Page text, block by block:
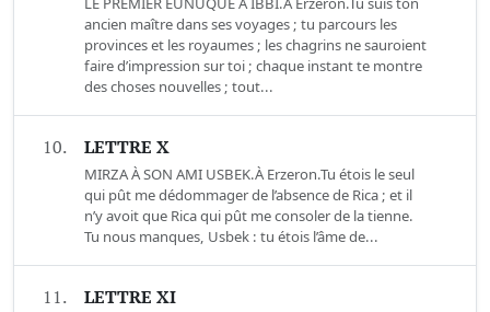
ancien maître dans ses voyages ; tu parcours les
provinces et les royaumes ; les chagrins ne sauroient
faire d’impression sur toi ; chaque instant te montre
des choses nouvelles ; tout...
10. LETTRE X
MIRZA À SON AMI USBEK.À Erzeron.Tu étois le seul
qui pût me dédommager de l’absence de Rica ; et il
n’y avoit que Rica qui pût me consoler de la tienne.
Tu nous manques, Usbek : tu étois l’âme de...
11. LETTRE XI